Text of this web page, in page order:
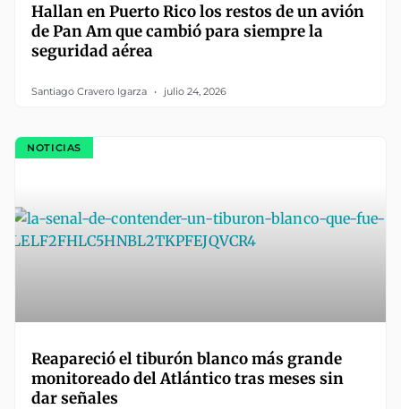
Hallan en Puerto Rico los restos de un avión
de Pan Am que cambió para siempre la
seguridad aérea
Santiago Cravero Igarza julio 24, 2026
NOTICIAS
Reapareció el tiburón blanco más grande
monitoreado del Atlántico tras meses sin
dar señales